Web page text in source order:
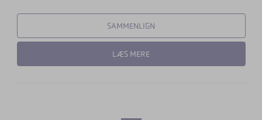
SAMMENLIGN
LÆS MERE